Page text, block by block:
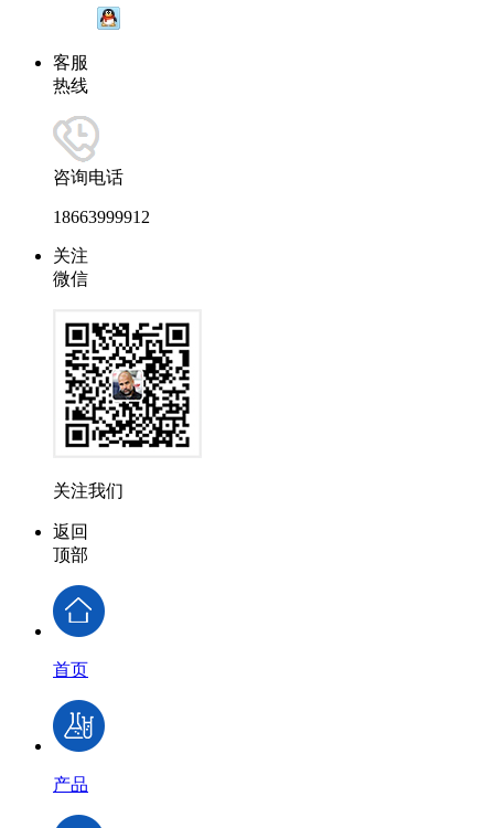
客服
热线
咨询电话
18663999912
关注
微信
关注我们
返回
顶部
首页
产品